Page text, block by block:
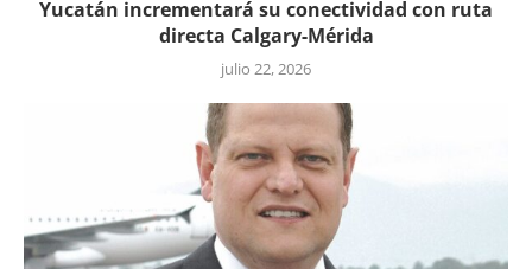
Yucatán incrementará su conectividad con ruta
directa Calgary-Mérida
julio 22, 2026